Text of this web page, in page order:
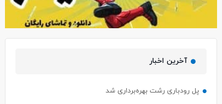
آخرین اخبار
پل رودباری رشت بهره‌برداری شد